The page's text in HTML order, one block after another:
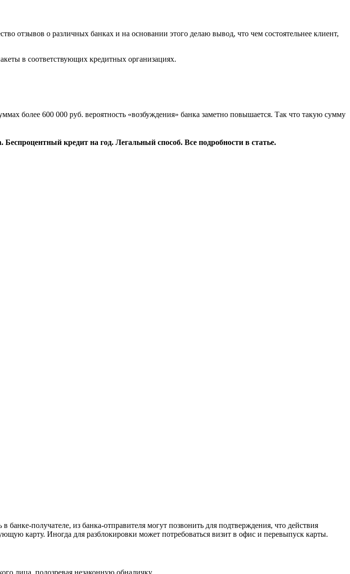
отзывов о различных банках и на основании этого делаю вывод, что чем состоятельнее клиент,
в соответствующих кредитных организациях.
более 600 000 руб. вероятность «возбуждения» банка заметно повышается. Так что такую сумму
Беспроцентный кредит на год. Легальный способ. Все подробности в статье.
получателе, из банка-отправителя могут позвонить для подтверждения, что действия
карту. Иногда для разблокировки может потребоваться визит в офис и перевыпуск карты.
лица, подозревая незаконную обналичку.